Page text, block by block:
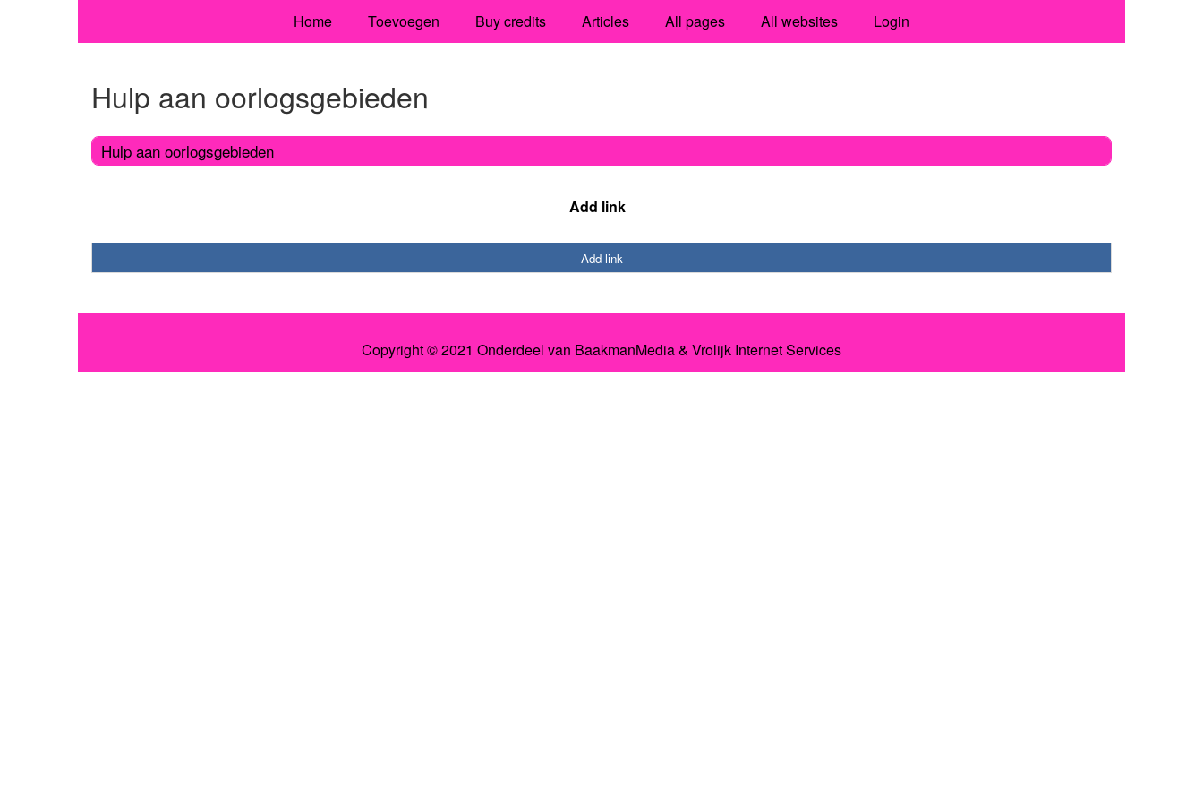
Home Toevoegen Buy credits Articles All pages All websites Login
Hulp aan oorlogsgebieden
Hulp aan oorlogsgebieden
Add link
Add link
Copyright © 2021 Onderdeel van BaakmanMedia& Vrolijk Internet Services